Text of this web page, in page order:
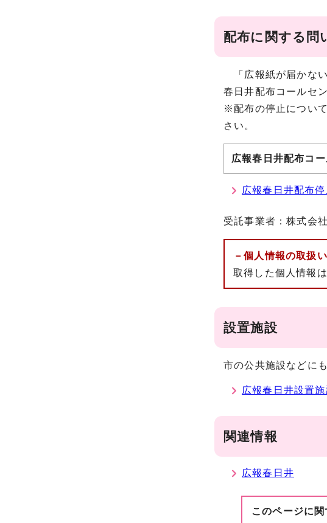
配布に関する問
「広報紙が届かな
春日井配布コールセ
※配布の停止につい
さい。
広報春日井配布コ
広報春日井配布
受託事業者：株式会
－個人情報の取扱
取得した個人情報
設置施設
市の公共施設などに
広報春日井設置施
関連情報
広報春日井
このページに関